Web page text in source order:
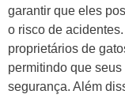
garantir que eles
o risco de
proprietários de
permitindo que
segurança. Além